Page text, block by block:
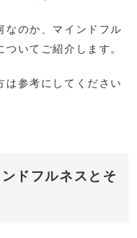
なのか、マインドフル
いてご紹介します。
は参考にしてください
ドフルネスとそ